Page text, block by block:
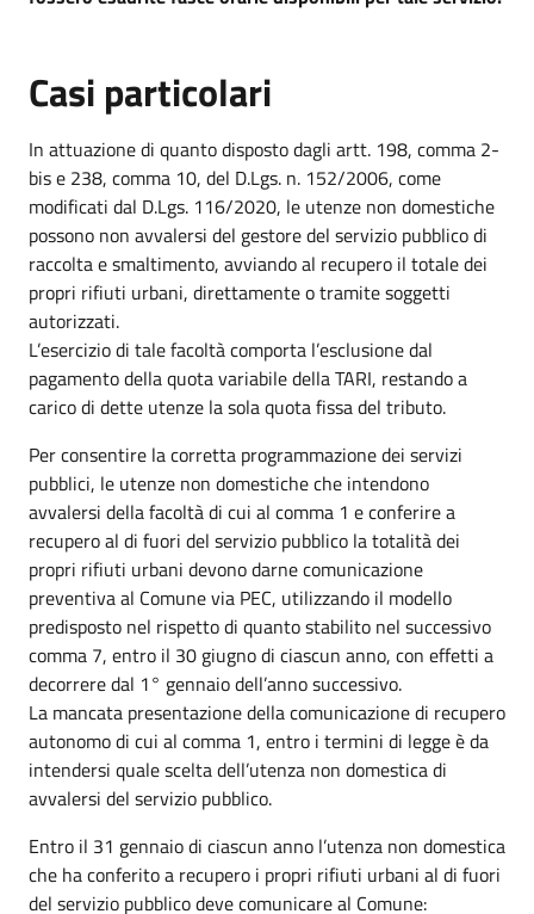
Casi particolari
In attuazione di quanto disposto dagli artt. 198, comma 2-
bis e 238, comma 10, del D.Lgs. n. 152/2006, come
modificati dal D.Lgs. 116/2020, le utenze non domestiche
possono non avvalersi del gestore del servizio pubblico di
raccolta e smaltimento, avviando al recupero il totale dei
propri rifiuti urbani, direttamente o tramite soggetti
autorizzati.
L’esercizio di tale facoltà comporta l’esclusione dal
pagamento della quota variabile della TARI, restando a
carico di dette utenze la sola quota fissa del tributo.
Per consentire la corretta programmazione dei servizi
pubblici, le utenze non domestiche che intendono
avvalersi della facoltà di cui al comma 1 e conferire a
recupero al di fuori del servizio pubblico la totalità dei
propri rifiuti urbani devono darne comunicazione
preventiva al Comune via PEC, utilizzando il modello
predisposto nel rispetto di quanto stabilito nel successivo
comma 7, entro il 30 giugno di ciascun anno, con effetti a
decorrere dal 1° gennaio dell’anno successivo.
La mancata presentazione della comunicazione di recupero
autonomo di cui al comma 1, entro i termini di legge è da
intendersi quale scelta dell’utenza non domestica di
avvalersi del servizio pubblico.
Entro il 31 gennaio di ciascun anno l’utenza non domestica
che ha conferito a recupero i propri rifiuti urbani al di fuori
del servizio pubblico deve comunicare al Comune: